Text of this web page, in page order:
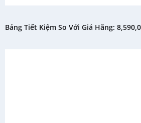
Bảng Tiết Kiệm So Với Giá Hãng: